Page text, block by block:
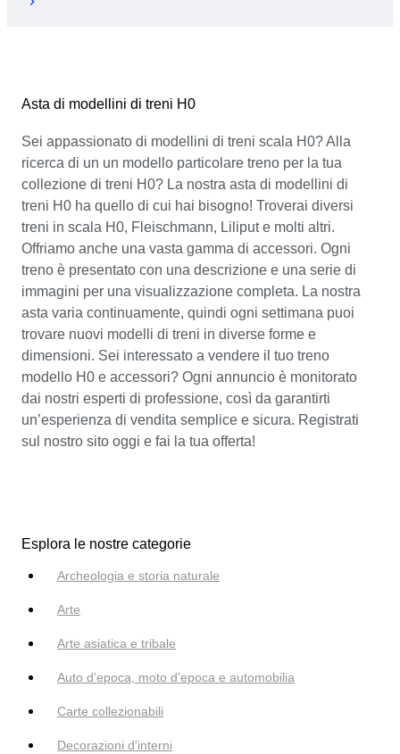
Asta di modellini di treni H0
Sei appassionato di modellini di treni scala H0? Alla
ricerca di un un modello particolare treno per la tua
collezione di treni H0? La nostra asta di modellini di
treni H0 ha quello di cui hai bisogno! Troverai diversi
treni in scala H0, Fleischmann, Liliput e molti altri.
Offriamo anche una vasta gamma di accessori. Ogni
treno è presentato con una descrizione e una serie di
immagini per una visualizzazione completa. La nostra
asta varia continuamente, quindi ogni settimana puoi
trovare nuovi modelli di treni in diverse forme e
dimensioni. Sei interessato a vendere il tuo treno
modello H0 e accessori? Ogni annuncio è monitorato
dai nostri esperti di professione, così da garantirti
un’esperienza di vendita semplice e sicura. Registrati
sul nostro sito oggi e fai la tua offerta!
Esplora le nostre categorie
Archeologia e storia naturale
Arte
Arte asiatica e tribale
Auto d’epoca, moto d’epoca e automobilia
Carte collezionabili
Decorazioni d'interni